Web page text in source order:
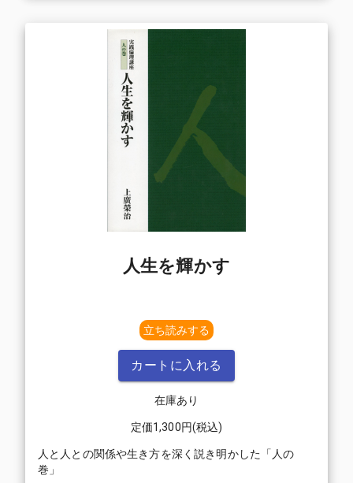
人生を輝かす
立ち読みする
カートに入れる
在庫あり
定価1,300円(税込)
人と人との関係や生き方を深く説き明かした「人の
巻」